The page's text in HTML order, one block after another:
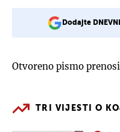
Dodajte
Otvoreno pismo
TRI VIJESTI O